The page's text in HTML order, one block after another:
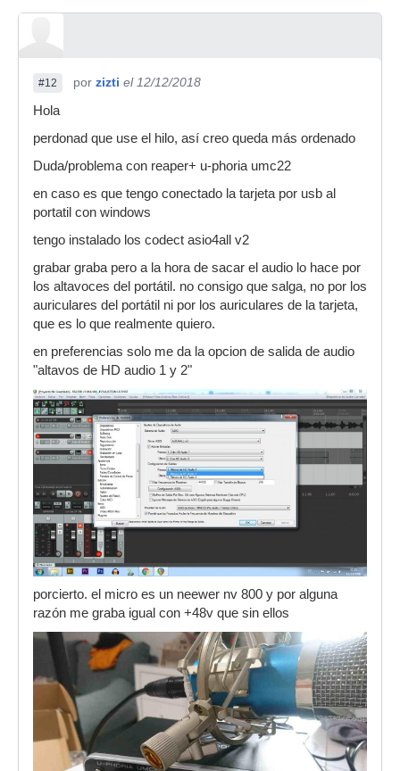
#12 por zizti el 12/12/2018
Hola
perdonad que use el hilo, así creo queda más ordenado
Duda/problema con reaper+ u-phoria umc22
en caso es que tengo conectado la tarjeta por usb al
portatil con windows
tengo instalado los codect asio4all v2
grabar graba pero a la hora de sacar el audio lo hace por
los altavoces del portátil. no consigo que salga, no por los
auriculares del portátil ni por los auriculares de la tarjeta,
que es lo que realmente quiero.
en preferencias solo me da la opcion de salida de audio
"altavos de HD audio 1 y 2"
porcierto. el micro es un neewer nv 800 y por alguna
razón me graba igual con +48v que sin ellos